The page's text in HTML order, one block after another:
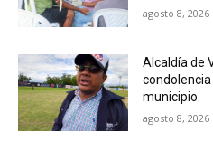
agosto 8, 2026
Alcaldía de
municipio.
agosto 8, 2026